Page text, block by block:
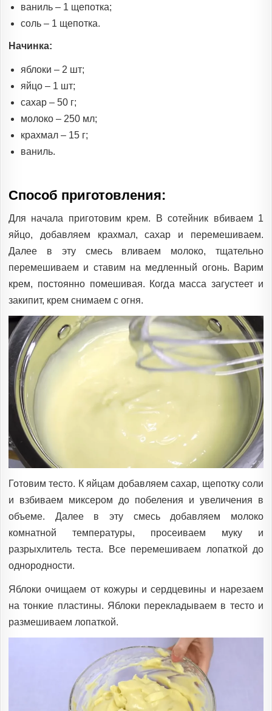
ваниль – 1 щепотка;
соль – 1 щепотка.
Начинка:
яблоки – 2 шт;
яйцо – 1 шт;
сахар – 50 г;
молоко – 250 мл;
крахмал – 15 г;
ваниль.
Способ приготовления:
Для начала приготовим крем. В сотейник вбиваем 1
яйцо, добавляем крахмал, сахар и перемешиваем.
Далее в эту смесь вливаем молоко, тщательно
перемешиваем и ставим на медленный огонь. Варим
крем, постоянно помешивая. Когда масса загустеет и
закипит, крем снимаем с огня.
Готовим тесто. К яйцам добавляем сахар, щепотку соли
и взбиваем миксером до побеления и увеличения в
объеме. Далее в эту смесь добавляем молоко
комнатной температуры, просеиваем муку и
разрыхлитель теста. Все перемешиваем лопаткой до
однородности.
Яблоки очищаем от кожуры и сердцевины и нарезаем
на тонкие пластины. Яблоки перекладываем в тесто и
размешиваем лопаткой.